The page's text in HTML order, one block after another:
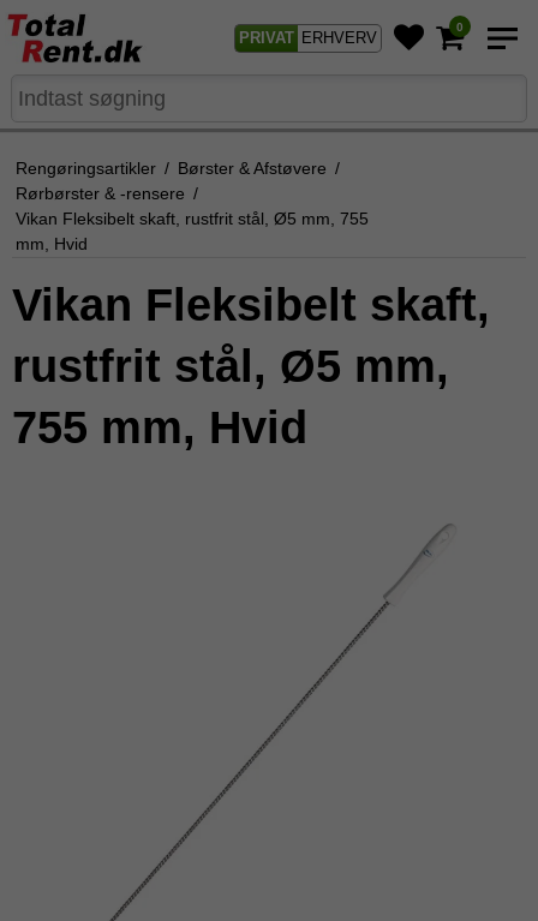
PRIVAT ERHVERV
0
Rengøringsartikler / Børster & Afstøvere /
Rørbørster & -rensere /
Vikan Fleksibelt skaft, rustfrit stål, Ø5 mm, 755
mm, Hvid
Vikan Fleksibelt skaft,
rustfrit stål, Ø5 mm,
755 mm, Hvid